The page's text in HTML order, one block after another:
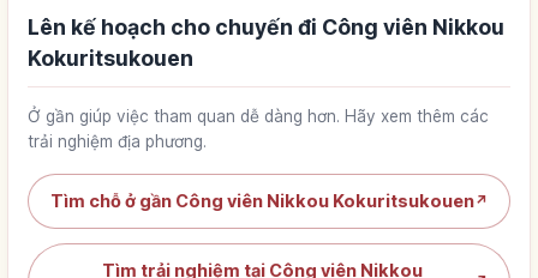
Lên kế hoạch cho chuyến đi Công viên Nikkou
Kokuritsukouen
Ở gần giúp việc tham quan dễ dàng hơn. Hãy xem thêm các
trải nghiệm địa phương.
Tìm chỗ ở gần Công viên Nikkou Kokuritsukouen↗
Tìm trải nghiệm tại Công viên Nikkou